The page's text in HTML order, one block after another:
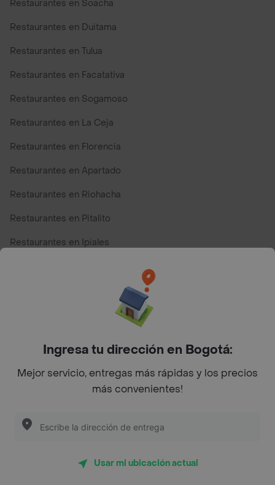
Restaurantes en Soacha
Restaurantes en Duitama
Restaurantes en Tulua
Restaurantes en Facatativa
Restaurantes en Sogamoso
Restaurantes en La Ceja
Restaurantes en Florencia
Restaurantes en Apartado
Restaurantes en Riohacha
Restaurantes en Pitalito
Restaurantes en Ipiales
Top Marcas y Cadenas de Restaurantes
Encuéntranos en estos países
App Store Google play
Restaurantes cerca de mi para pedir Comida a Domicilio -
Ingresa tu dirección en Bogotá:
Mejor servicio, entregas más rápidas y los precios
más convenientes!
Usar mi ubicación actual